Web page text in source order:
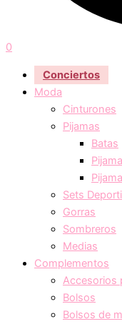
0
Conciertos
Moda
Cinturones
Pijamas
Batas
Sets
Gorras
Sombreros
Medias
Complementos
Accesorios
Bolsos
Bolsos de